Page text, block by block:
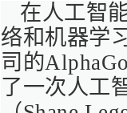
在人工智
络和机器学
司的
了一次人工